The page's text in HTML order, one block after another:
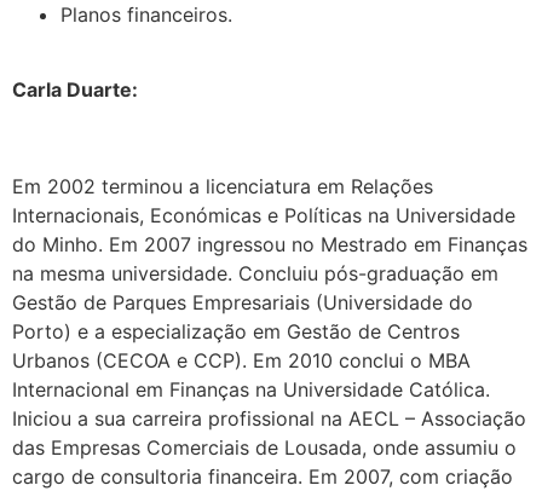
Planos financeiros.
Carla Duarte:
Em 2002 terminou a licenciatura em Relações
Internacionais, Económicas e Políticas na Universidade
do Minho. Em 2007 ingressou no Mestrado em Finanças
na mesma universidade. Concluiu pós-graduação em
Gestão de Parques Empresariais (Universidade do
Porto) e a especialização em Gestão de Centros
Urbanos (CECOA e CCP). Em 2010 conclui o MBA
Internacional em Finanças na Universidade Católica.
Iniciou a sua carreira profissional na AECL – Associação
das Empresas Comerciais de Lousada, onde assumiu o
cargo de consultoria financeira. Em 2007, com criação